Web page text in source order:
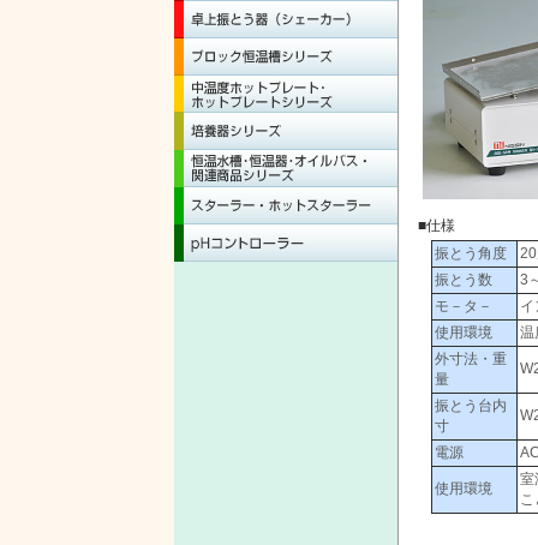
■仕様
振とう角度
振とう数
3
モ－タ－
イ
使用環境
外寸法・重
量
振とう台内
寸
電源
使用環境
こ